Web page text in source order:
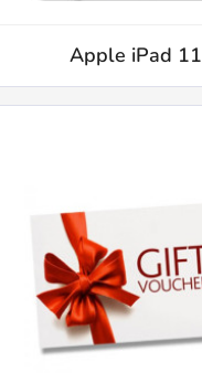
Apple iPad 11